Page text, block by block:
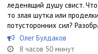
леденящий душу свист. Что
то злая шутка или проделки
потусторонних сил?
Олег Булдаков
8 часов 50 минут